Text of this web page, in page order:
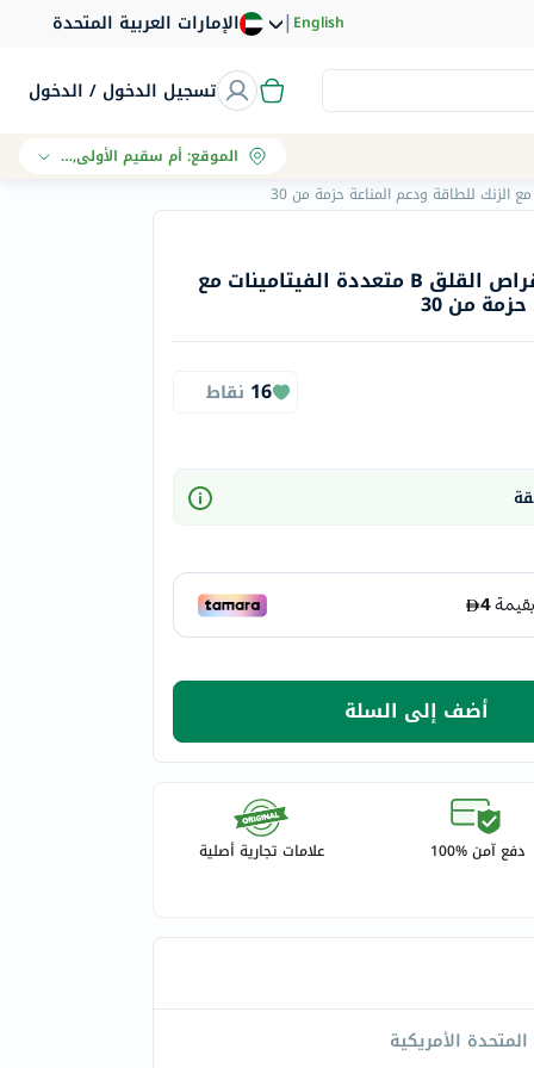
الإمارات العربية المتحدة |English
تسجيل الدخول / الدخول
الموقع:أم سقيم الأولى, دبي
توانتي فيرست سانتوري أقراص القلق B متعددة الفيتامينات مع
من 30
16 نقاط
أضف إلى السلة
دفع آمن %100 علامات تجارية أصلية
المتحدة الأمريكية